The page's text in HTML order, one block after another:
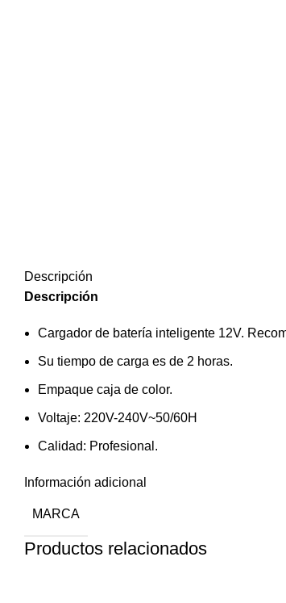
Descripción
Descripción
Cargador de batería inteligente 12V.
Su tiempo de carga es de 2 horas.
Empaque caja de color.
Voltaje: 220V-240V~50/60H
Calidad: Profesional.
Información adicional
MARCA
Productos relacionados